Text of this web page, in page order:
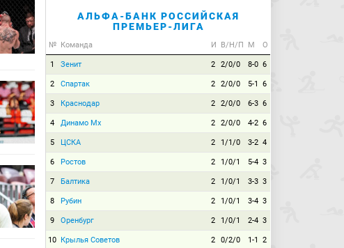
АЛЬФА-БАНК РОССИЙСКАЯ
ПРЕМЬЕР-ЛИГА
№ Команда И В/Н/П М О
1 Зенит 2 2/0/0 8-0 6
2 Спартак 2 2/0/0 5-1 6
3 Краснодар 2 2/0/0 6-3 6
4 Динамо Мх 2 2/0/0 4-2 6
5 ЦСКА 2 1/1/0 3-2 4
6 Ростов 2 1/0/1 5-4 3
7 Балтика 2 1/0/1 3-3 3
8 Рубин 2 1/0/1 3-4 3
9 Оренбург 2 1/0/1 2-4 3
10 Крылья Советов 2 0/2/0 1-1 2